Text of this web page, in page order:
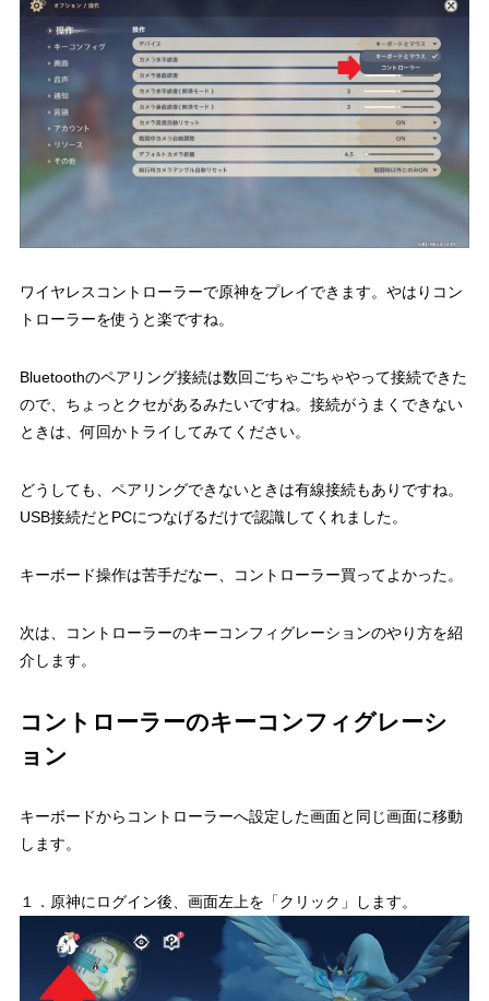
ワイヤレスコントローラーで原神をプレイできます。やはりコン
トローラーを使うと楽ですね。
Bluetoothのペアリング接続は数回ごちゃごちゃやって接続できた
ので、ちょっとクセがあるみたいですね。接続がうまくできない
ときは、何回かトライしてみてください。
どうしても、ペアリングできないときは有線接続もありですね。
USB接続だとPCにつなげるだけで認識してくれました。
キーボード操作は苦手だなー、コントローラー買ってよかった。
次は、コントローラーのキーコンフィグレーションのやり方を紹
介します。
コントローラーのキーコンフィグレーシ
ョン
キーボードからコントローラーへ設定した画面と同じ画面に移動
します。
１．原神にログイン後、画面左上を「クリック」します。